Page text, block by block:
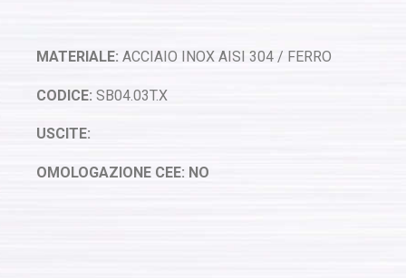
MATERIALE: ACCIAIO INOX AISI 304 / FERRO
CODICE: SB04.03T.X
USCITE:
OMOLOGAZIONE CEE: NO